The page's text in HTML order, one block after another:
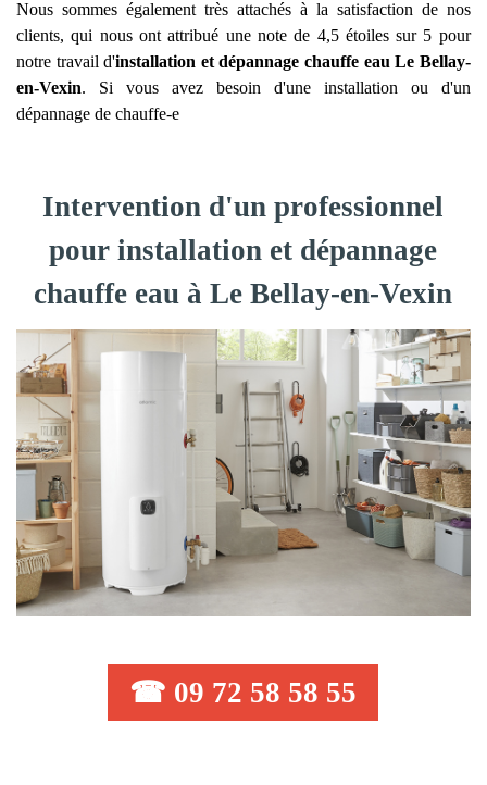
Nous sommes également très attachés à la satisfaction de nos
clients, qui nous ont attribué une note de 4,5 étoiles sur 5 pour
notre travail d'installation et dépannage chauffe eau Le Bellay-
en-Vexin. Si vous avez besoin d'une installation ou d'un
dépannage de chauffe-e
Intervention d'un professionnel
pour installation et dépannage
chauffe eau à Le Bellay-en-Vexin
☎ 09 72 58 58 55